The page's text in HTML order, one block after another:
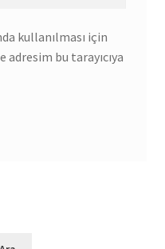
kullanılması için
adresim bu tarayıcıya